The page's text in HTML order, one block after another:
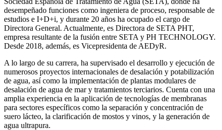
desempeñado funciones como ingeniera de proceso, responsable de
estudios e I+D+i, y durante 20 años ha ocupado el cargo de
Directora General. Actualmente, es Directora de SETA PHT,
empresa resultante de la fusión entre SETA y PH TECHNOLOGY.
Desde 2018, además, es Vicepresidenta de AEDyR.
A lo largo de su carrera, ha supervisado el desarrollo y ejecución de
numerosos proyectos internacionales de desalación y potabilización
de agua, así como la implementación de plantas modulares de
desalación de agua de mar y tratamientos terciarios. Cuenta con una
amplia experiencia en la aplicación de tecnologías de membranas
para sectores específicos como la separación y concentración de
suero lácteo, la clarificación de mostos y vinos, y la generación de
agua ultrapura.